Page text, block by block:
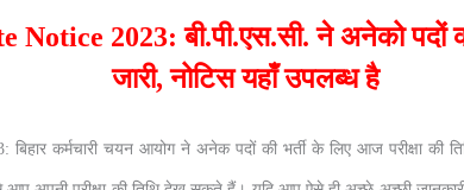
2023: बी.पी.एस.सी. ने अनेको पदों का
जारी, नोटिस यहाँ उपलब्ध है
कर्मचारी चयन आयोग ने अनेक पदों की भर्ती के लिए आज परीक्षा की